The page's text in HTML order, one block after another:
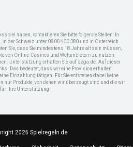
haben, kontaktieren Sie bitte folgende Stellen: In
in der Schweiz unter 0800 400 080 und in Österreich
Sie, dass Sie mindestens 18 Jahre alt sein müssen,
von Online-Casinos und Wettanbietern zu nutzen.
Unterstützung erhalten Sie auf bzga.de. Auf dieser
Das bedeutet, dass wir eine Provision erhalten
Einzahlung tätigen. Für Sie entstehen dabei keine
nur Produkte, von denen wir überzeugt sind und die wir
Ihre Unterstützung!
2026 Spielregeln.de